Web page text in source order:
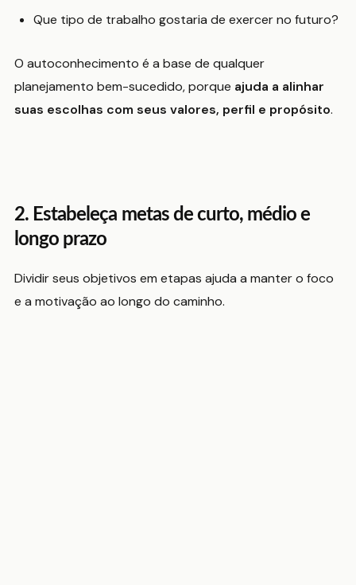
Que tipo de trabalho gostaria de exercer no futuro?
O autoconhecimento é a base de qualquer
planejamento bem-sucedido, porque ajuda a alinhar
suas escolhas com seus valores, perfil e propósito.
2. Estabeleça metas de curto, médio e
longo prazo
Dividir seus objetivos em etapas ajuda a manter o foco
e a motivação ao longo do caminho.